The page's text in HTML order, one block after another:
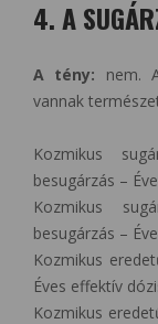
4. A
A tény: nem.
vannak
Kozmikus
besugárzás –
Kozmikus
besugárzás –
Kozmikus
Éves effektív
Kozmikus